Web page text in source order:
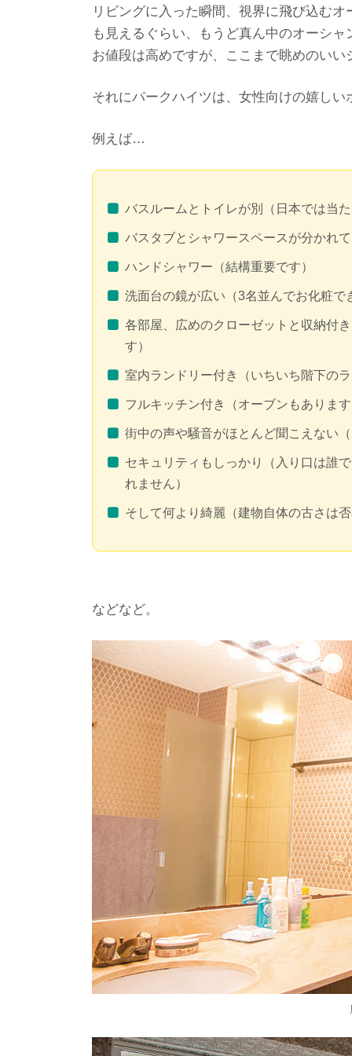
リビングに入った瞬間、視界に飛び込む
も見えるぐらい、もうど真ん中のオーシ
お値段は高めですが、ここまで眺めのい
それにパークハイツは、女性向けの嬉し
例えば…
バスルームとトイレが別（日本では当
バスタブとシャワースペースが分かれ
ハンドシャワー（結構重要です）
洗面台の鏡が広い（3名並んでお化粧で
各部屋、広めのクローゼットと収納付
す）
室内ランドリー付き（いちいち階下の
フルキッチン付き（オーブンもありま
街中の声や騒音がほとんど聞こえない
セキュリティもしっかり（入り口は誰
れません）
そして何より綺麗（建物自体の古さは
などなど。